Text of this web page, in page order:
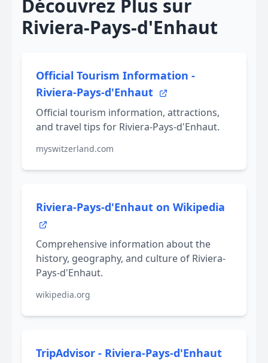
Découvrez Plus sur
Riviera-Pays-d'Enhaut
Official Tourism Information -
Riviera-Pays-d'Enhaut
Official tourism information, attractions,
and travel tips for Riviera-Pays-d'Enhaut.
myswitzerland.com
Riviera-Pays-d'Enhaut on Wikipedia
Comprehensive information about the
history, geography, and culture of Riviera-
Pays-d'Enhaut.
wikipedia.org
TripAdvisor - Riviera-Pays-d'Enhaut